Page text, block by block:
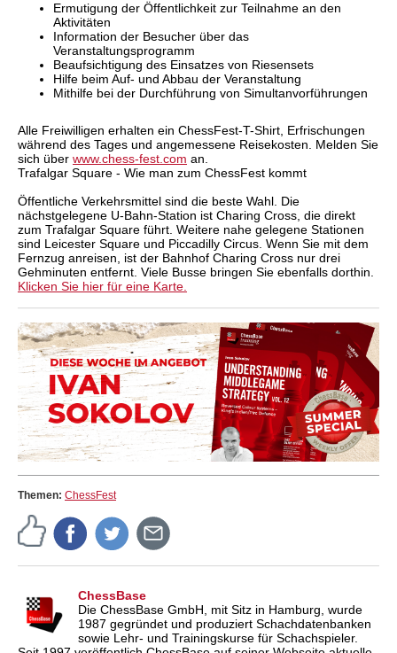
Ermutigung der Öffentlichkeit zur Teilnahme an den
Aktivitäten
Information der Besucher über das
Veranstaltungsprogramm
Beaufsichtigung des Einsatzes von Riesensets
Hilfe beim Auf- und Abbau der Veranstaltung
Mithilfe bei der Durchführung von Simultanvorführungen
Alle Freiwilligen erhalten ein ChessFest-T-Shirt, Erfrischungen
während des Tages und angemessene Reisekosten. Melden Sie
sich über www.chess-fest.com an.
Trafalgar Square - Wie man zum ChessFest kommt
Öffentliche Verkehrsmittel sind die beste Wahl. Die
nächstgelegene U-Bahn-Station ist Charing Cross, die direkt
zum Trafalgar Square führt. Weitere nahe gelegene Stationen
sind Leicester Square und Piccadilly Circus. Wenn Sie mit dem
Fernzug anreisen, ist der Bahnhof Charing Cross nur drei
Gehminuten entfernt. Viele Busse bringen Sie ebenfalls dorthin.
Klicken Sie hier für eine Karte.
Themen: ChessFest
ChessBase
Die ChessBase GmbH, mit Sitz in Hamburg, wurde
1987 gegründet und produziert Schachdatenbanken
sowie Lehr- und Trainingskurse für Schachspieler.